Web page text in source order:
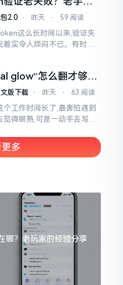
定
2.0 ⋅ 昨天 ⋅ 59 阅读
这么长时间以来,验证失
着实令人烦闷不已。有时急
glow”怎么翻才够味
圈老油条的私房话
版下载 ⋅ 昨天 ⋅ 63 阅读
个工作时间长了,最害怕遇到
觉得眼熟,可是一动手去写就
子。你去查阅词典
多
哪？老玩家的经验分享